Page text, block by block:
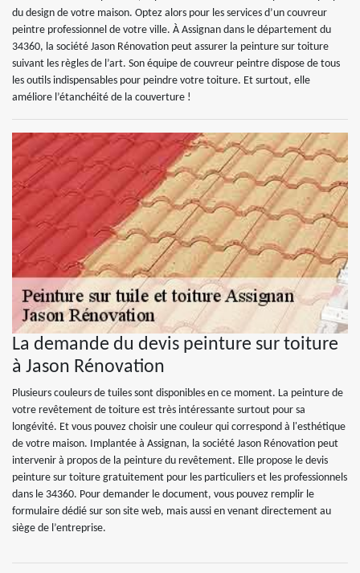
du design de votre maison. Optez alors pour les services d’un couvreur
peintre professionnel de votre ville. À Assignan dans le département du
34360, la société Jason Rénovation peut assurer la peinture sur toiture
suivant les règles de l’art. Son équipe de couvreur peintre dispose de tous
les outils indispensables pour peindre votre toiture. Et surtout, elle
améliore l’étanchéité de la couverture !
La demande du devis peinture sur toiture
à Jason Rénovation
Plusieurs couleurs de tuiles sont disponibles en ce moment. La peinture de
votre revêtement de toiture est très intéressante surtout pour sa
longévité. Et vous pouvez choisir une couleur qui correspond à l'esthétique
de votre maison. Implantée à Assignan, la société Jason Rénovation peut
intervenir à propos de la peinture du revêtement. Elle propose le devis
peinture sur toiture gratuitement pour les particuliers et les professionnels
dans le 34360. Pour demander le document, vous pouvez remplir le
formulaire dédié sur son site web, mais aussi en venant directement au
siège de l’entreprise.